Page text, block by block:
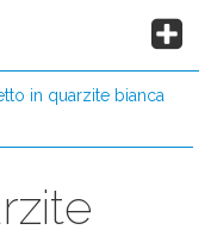
in quarzite bianca